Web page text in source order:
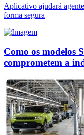
Aplicativo ajudará
forma segura
Como os modelos
comprometem a